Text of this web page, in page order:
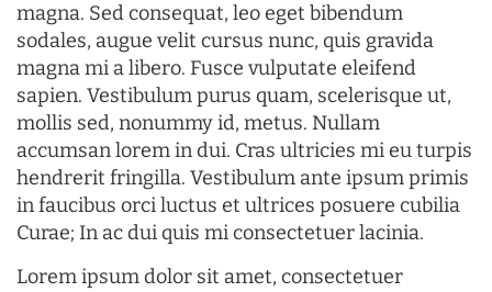
magna. Sed consequat, leo eget bibendum
sodales, augue velit cursus nunc, quis gravida
magna mi a libero. Fusce vulputate eleifend
sapien. Vestibulum purus quam, scelerisque ut,
mollis sed, nonummy id, metus. Nullam
accumsan lorem in dui. Cras ultricies mi eu turpis
hendrerit fringilla. Vestibulum ante ipsum primis
in faucibus orci luctus et ultrices posuere cubilia
Curae; In ac dui quis mi consectetuer lacinia.
Lorem ipsum dolor sit amet, consectetuer